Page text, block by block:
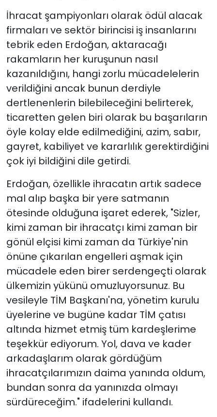
İhracat şampiyonları olarak ödül alacak
firmaları ve sektör birincisi iş insanlarını
tebrik eden Erdoğan, aktaracağı
rakamların her kuruşunun nasıl
kazanıldığını, hangi zorlu mücadelelerin
verildiğini ancak bunun derdiyle
dertlenenlerin bilebileceğini belirterek,
ticaretten gelen biri olarak bu başarıların
öyle kolay elde edilmediğini, azim, sabır,
gayret, kabiliyet ve kararlılık gerektirdiğini
çok iyi bildiğini dile getirdi.
Erdoğan, özellikle ihracatın artık sadece
mal alıp başka bir yere satmanın
ötesinde olduğuna işaret ederek, "Sizler,
kimi zaman bir ihracatçı kimi zaman bir
gönül elçisi kimi zaman da Türkiye'nin
önüne çıkarılan engelleri aşmak için
mücadele eden birer serdengeçti olarak
ülkemizin yükünü omuzluyorsunuz. Bu
vesileyle TİM Başkanı'na, yönetim kurulu
üyelerine ve bugüne kadar TİM çatısı
altında hizmet etmiş tüm kardeşlerime
teşekkür ediyorum. Yol, dava ve kader
arkadaşlarım olarak gördüğüm
ihracatçılarımızın daima yanında oldum,
bundan sonra da yanınızda olmayı
sürdüreceğim." ifadelerini kullandı.